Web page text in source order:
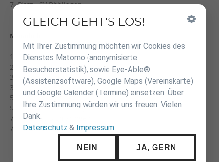
7. Platz SV Böblingen
Männlich
1. Platz JT Steinheim
2. Platz VfL Sindelfingen
3. Platz JS Roman Baur
3. Platz KSV Esslingen
5. Platz JV Nürtingen
5. Platz TSG Backnang
7. Platz SC Sigmaringen
7. Platz JZ Heubach
Inhalt
GLEICH GEHT'S LOS!
Mit Ihrer Zustimmung möchten wir Cookies des
Dienstes Matomo (anonymisierte
Besucherstatistik), sowie Eye-Able®
(Assistenzsoftware), Google Maps (Vereinskarte)
und Google Calender (Termine) einsetzen. Über
Ihre Zustimmung würden wir uns freuen. Vielen
Dank.
Datenschutz & Impressum
NEIN JA, GERN